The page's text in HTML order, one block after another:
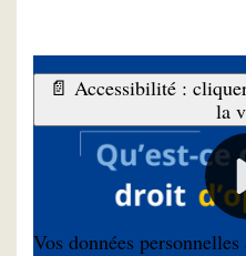
📄 Accessibilité :
la
À quoi ça sert ?
Vos données